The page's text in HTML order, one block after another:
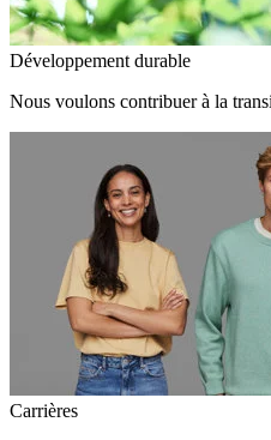
Développement durable
Nous voulons contribuer à la
Carrières